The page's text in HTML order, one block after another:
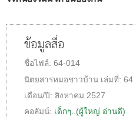
ข้อมูลสื่อ
ชื่อไฟล์: 64-014
นิตยสารหมอชาวบ้าน เล่มที่: 64
เดือน/ปี: สิงหาคม 2527
คอลัมน์: เด็กๆ..(ผู้ใหญ่ อ่านดี)